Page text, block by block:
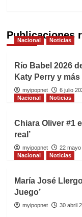
Publicaciones
Nacional Noticias
Río Babel 2026
Katy Perry y
myipopnet 6 julio
Nacional
Noticias
Chiara Oliver #1
real’
myipopnet 22 mayo
Nacional
Noticias
María José
Juego’
myipopnet 30 abril